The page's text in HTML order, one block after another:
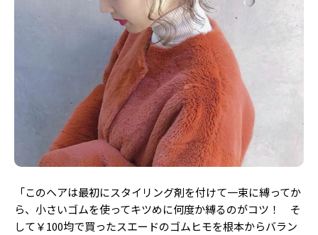
「このヘアは最初にスタイリング剤を付けて一束に縛ってか
ら、小さいゴムを使ってキツめに何度か縛るのがコツ！ そ
して￥100均で買ったスエードのゴムヒモを根本からバラン